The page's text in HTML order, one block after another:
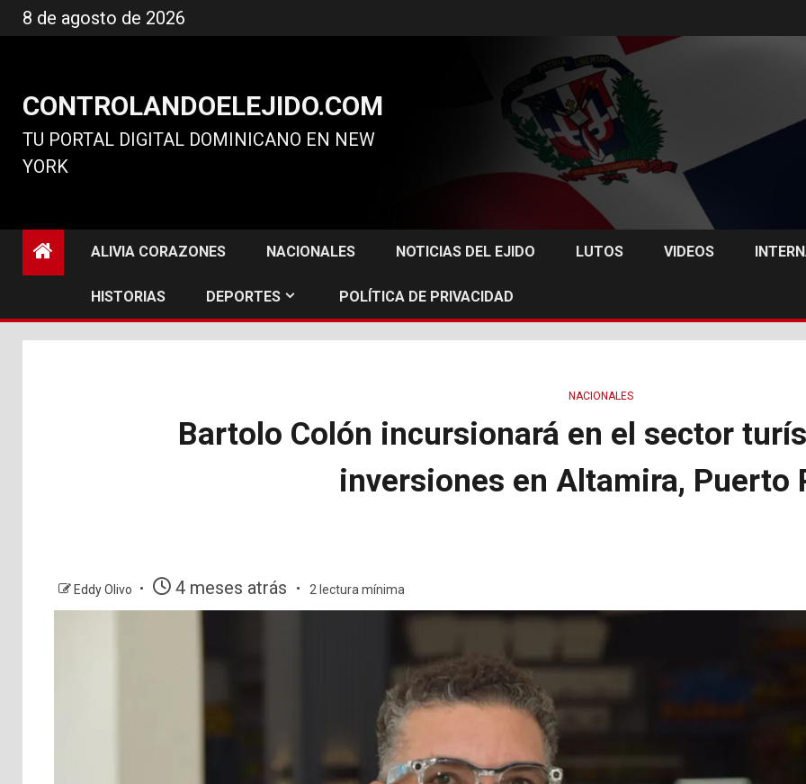
al
8 de agosto de 2026
CONTROLANDOELEJIDO.COM
TU PORTAL DIGITAL DOMINICANO EN NEW
YORK
ALIVIA CORAZONES NACIONALES NOTICIAS DEL EJIDO LUTOS VIDEOS
HISTORIAS DEPORTES POLÍTICA DE PRIVACIDAD
NACIONALES
Bartolo Colón incursionará en el sector
inversiones en Altamira, Puerto
Eddy Olivo 4 meses atrás 2 lectura mínima